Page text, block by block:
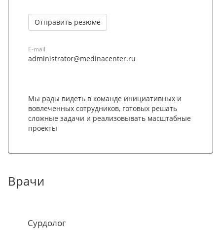
Отправить резюме
E-mail
administrator@medinacenter.ru
Мы рады видеть в команде инициативных и
вовлеченных сотрудников, готовых решать
сложные задачи и реализовывать масштабные
проекты
Врачи
Сурдолог